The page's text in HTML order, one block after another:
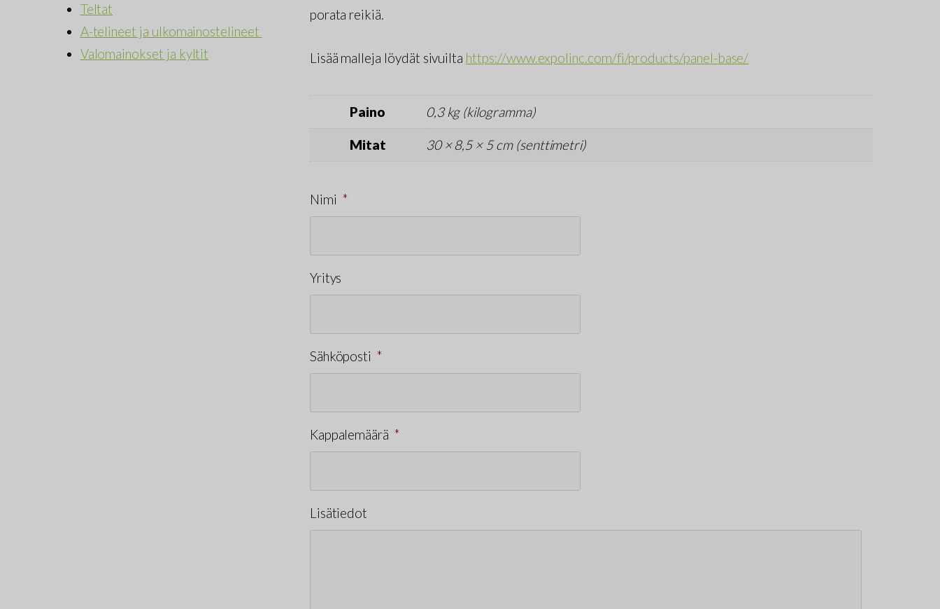
porata reikiä.
Lisää malleja löydät sivuilta https://www.expolinc.com/fi/products/panel-base/
Paino 0,3 kg (kilogramma)
Mitat 30 × 8,5 × 5 cm (senttimetri)
Nimi *
Yritys
Sähköposti *
Kappalemäärä *
Lisätiedot
Teltat
A-telineet ja ulkomainostelineet
Valomainokset ja kyltit